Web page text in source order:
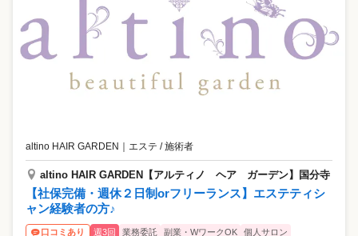
altino HAIR GARDEN エステ / 施術者
altino HAIR GARDEN【アルティノ ヘア ガーデン】国分寺
【社保完備・週休２日制orフリーランス】エステティシ
ャン経験者の方♪
口コミあり 週3回 業務委託 副業・WワークOK
個人サロン